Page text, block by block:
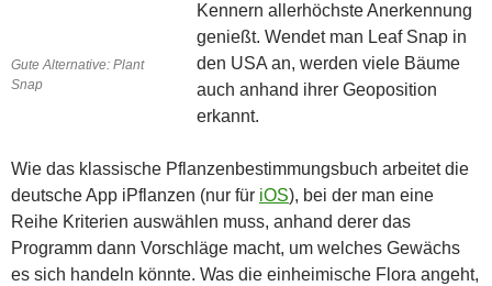
Gute Alternative: Plant
Snap
Kennern allerhöchste Anerkennung
genießt. Wendet man Leaf Snap in
den USA an, werden viele Bäume
auch anhand ihrer Geoposition
erkannt.
Wie das klassische Pflanzenbestimmungsbuch arbeitet die
deutsche App iPflanzen (nur für iOS), bei der man eine
Reihe Kriterien auswählen muss, anhand derer das
Programm dann Vorschläge macht, um welches Gewächs
es sich handeln könnte. Was die einheimische Flora angeht,